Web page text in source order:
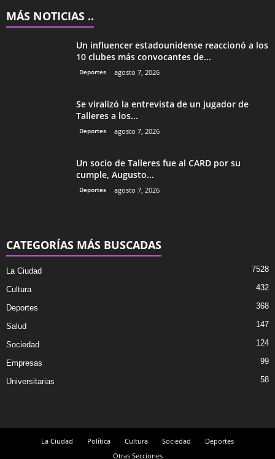
MÁS NOTICIAS ..
Un influencer estadounidense reaccionó a los
10 clubes más convocantes de...
Deportes agosto 7, 2026
Se viralizó la entrevista de un jugador de
Talleres a los...
Deportes agosto 7, 2026
Un socio de Talleres fue al CARD por su
cumple, Augusto...
Deportes agosto 7, 2026
CATEGORÍAS MÁS BUSCADAS
La Ciudad 7528
Cultura 432
Deportes 368
Salud 147
Sociedad 124
Empresas 99
Universitarias 58
La Ciudad Política Cultura Sociedad
Deportes
Otras Secciones